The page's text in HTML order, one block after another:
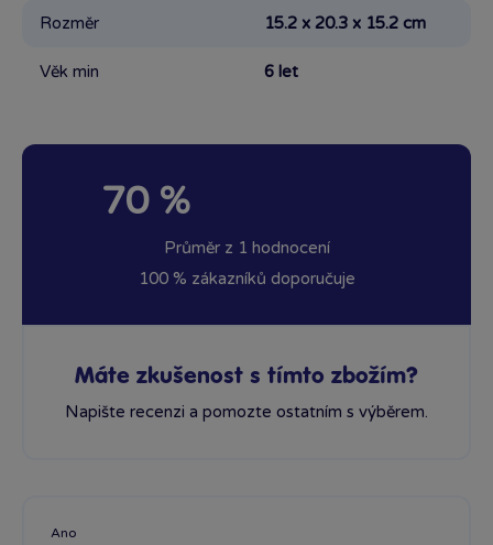
Rozměr 15.2 x 20.3 x 15.2 cm
Věk min 6 let
70 %
Průměr z 1 hodnocení
100 % zákazníků doporučuje
Máte zkušenost s tímto zbožím?
Napište recenzi a pomozte ostatním s výběrem.
Ano